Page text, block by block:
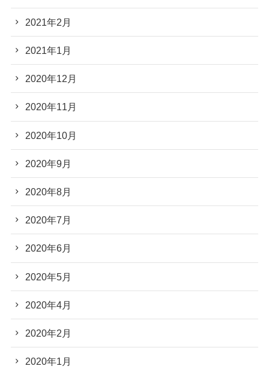
2021年2月
2021年1月
2020年12月
2020年11月
2020年10月
2020年9月
2020年8月
2020年7月
2020年6月
2020年5月
2020年4月
2020年2月
2020年1月